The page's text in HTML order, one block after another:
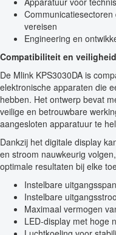
vereisen
Engineering en
Compatibiliteit en
De Mlink KPS3030DA is
elektronische apparaten die
hebben. Het ontwerp bevat
veilige en betrouwbare
aangesloten apparatuur te
Dankzij het digitale display
en stroom nauwkeurig
optimale resultaten bij elke
Instelbare
Instelbare
Maximaal vermogen
LED-display met hoge